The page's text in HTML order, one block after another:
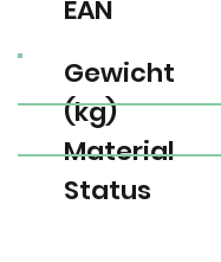
EAN
Gewicht
(kg)
Material
Status